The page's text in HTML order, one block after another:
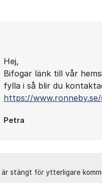
Hej,
Bifogar länk till vår
fylla i så blir du
https://
Petra
är stängt för ytterligare